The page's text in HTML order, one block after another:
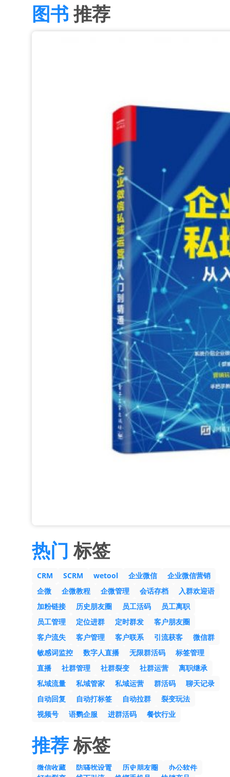
图书推荐
热门 标签
CRM SCRM wetool 企业微信
企业微信营销
企微
企微教程 企微管理 会话存档
入群欢迎语
加粉链接
历史朋友圈 员工活码
员工离职
员工管理
定位进群 定时群发
客户朋友圈
客户流失
客户管理 客户联系 引流获客
微信群
敏感词监控
数字人直播 无限群活码
标签管理
直播
社群管理 社群裂变 社群运营
离职继承
私域流量
私域管家 私域运营 群活码
聊天记录
自动回复
自动打标签 自动拉群
裂变玩法
视频号
语鹦企服 进群活码 餐饮行业
推荐标签
微信收藏 防骚扰设置 历史朋友圈
办公软件